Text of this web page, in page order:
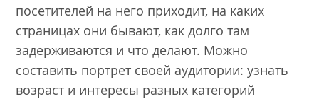
посетителей на него приходит, на каких
страницах они бывают, как долго там
задерживаются и что делают. Можно
составить портрет своей аудитории: узнать
возраст и интересы разных категорий